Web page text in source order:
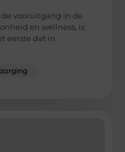
vooruitgang in de
en wellness, is
eerste dat in